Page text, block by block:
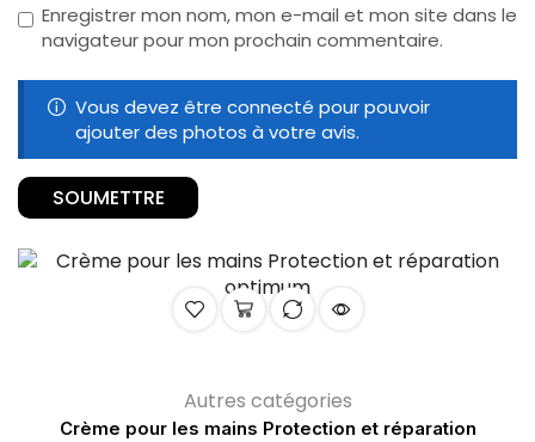
Enregistrer mon nom, mon e-mail et mon site dans le
navigateur pour mon prochain commentaire.
Vous devez être connecté pour pouvoir
ajouter des photos à votre avis.
Autres catégories
Crème pour les mains Protection et réparation